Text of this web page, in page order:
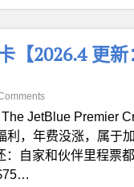
【2026.4 更
The JetBlue Premier
，年费没涨，属于
自家和伙伴里程票